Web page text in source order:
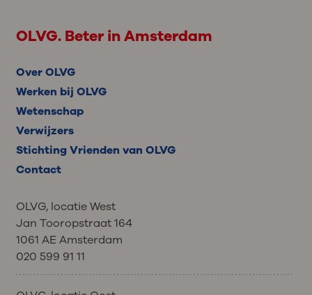
OLVG. Beter in Amsterdam
Over OLVG
Werken bij OLVG
Wetenschap
Verwijzers
Stichting Vrienden van OLVG
Contact
OLVG, locatie West
Jan Tooropstraat 164
1061 AE Amsterdam
020 599 91 11